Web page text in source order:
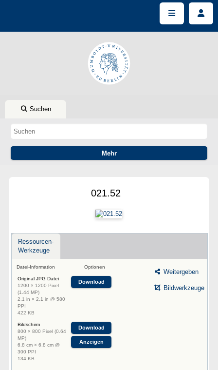
Suchen
021.52
Ressourcen-
Werkzeuge
Datei-Information Optionen
Original JPG Datei
1200 × 1200 Pixel
(1.44 MP)
2.1 in × 2.1 in @ 580
PPI
422 KB
Download
Bildschirm
800 × 800 Pixel (0.64
MP)
6.8 cm × 6.8 cm @
300 PPI
134 KB
Download
Anzeigen
Weitergeben
Bildwerkzeuge